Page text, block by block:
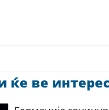
ќе ве